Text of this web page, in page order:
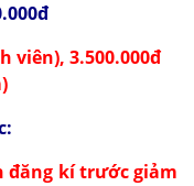
viên), 3.500.000đ
đăng kí trước giảm